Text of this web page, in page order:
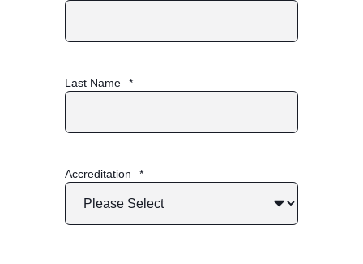
Last Name *
Accreditation *